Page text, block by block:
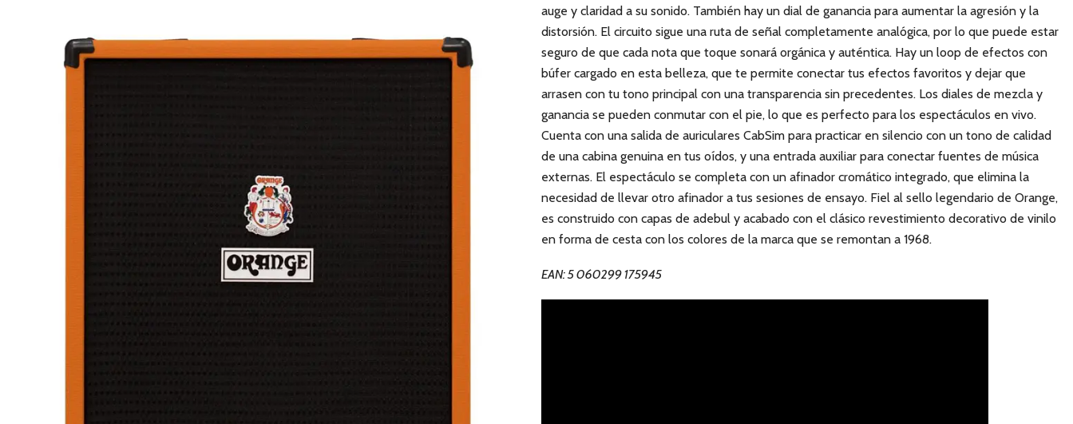
auge y claridad a su sonido. También hay un dial de ganancia para aumentar la agresión y la
distorsión. El circuito sigue una ruta de señal completamente analógica, por lo que puede estar
seguro de que cada nota que toque sonará orgánica y auténtica. Hay un loop de efectos con
búfer cargado en esta belleza, que te permite conectar tus efectos favoritos y dejar que
arrasen con tu tono principal con una transparencia sin precedentes. Los diales de mezcla y
ganancia se pueden conmutar con el pie, lo que es perfecto para los espectáculos en vivo.
Cuenta con una salida de auriculares CabSim para practicar en silencio con un tono de calidad
de una cabina genuina en tus oídos, y una entrada auxiliar para conectar fuentes de música
externas. El espectáculo se completa con un afinador cromático integrado, que elimina la
necesidad de llevar otro afinador a tus sesiones de ensayo. Fiel al sello legendario de Orange,
es construido con capas de adebul y acabado con el clásico revestimiento decorativo de vinilo
en forma de cesta con los colores de la marca que se remontan a 1968.
EAN: 5 060299 175945